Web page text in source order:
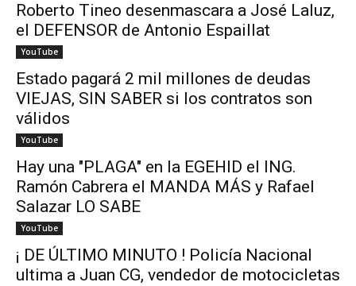
Roberto Tineo desenmascara a José Laluz,
el DEFENSOR de Antonio Espaillat
YouTube
Estado pagará 2 mil millones de deudas
VIEJAS, SIN SABER si los contratos son
válidos
YouTube
Hay una "PLAGA" en la EGEHID el ING.
Ramón Cabrera el MANDA MÁS y Rafael
Salazar LO SABE
YouTube
¡ DE ÚLTIMO MINUTO ! Policía Nacional
ultima a Juan CG, vendedor de motocicletas